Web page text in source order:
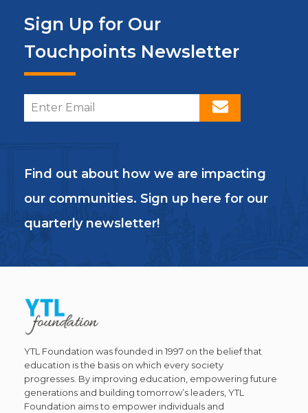
Sign Up for Our
Touchpoints Newsletter
Find out about how we are impacting
our communities. Sign up here for our
quarterly newsletter!
YTL Foundation was founded in 1997 on the belief that
education is the basis on which every society
progresses. By improving education, empowering future
generations and building tomorrow’s leaders, YTL
Foundation aims to empower individuals and